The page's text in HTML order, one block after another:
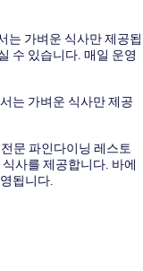
는 가벼운 식사만 제공됩
수 있습니다. 매일 운영
는 가벼운 식사만 제공
문 파인다이닝 레스토
사를 제공합니다. 바에
됩니다.